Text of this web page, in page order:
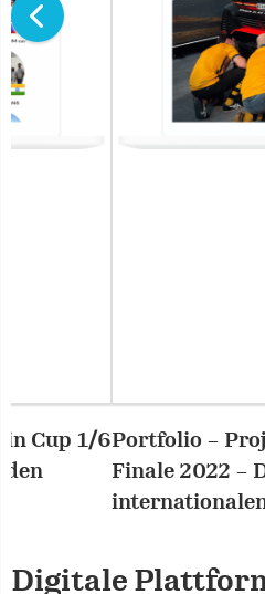
Portfolio – Project
Finale 2022 – Digitale
internationalen
Digitale